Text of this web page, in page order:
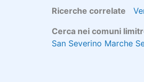
Ricerche correlate
Cerca nei comuni
San Severino Marche